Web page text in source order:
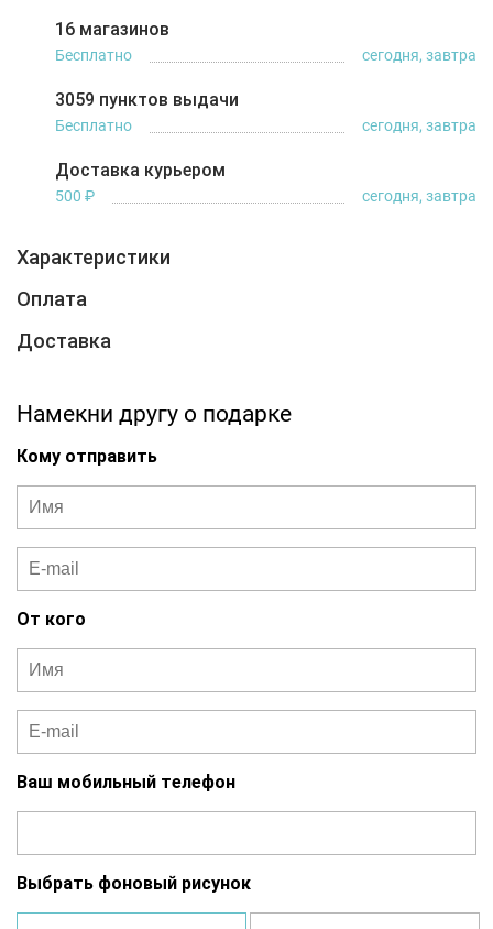
16 магазинов
Бесплатно сегодня, завтра
3059 пунктов выдачи
Бесплатно сегодня, завтра
Доставка курьером
500 ₽ сегодня, завтра
Характеристики
Оплата
Доставка
Намекни другу о подарке
Кому отправить
От кого
Ваш мобильный телефон
Выбрать фоновый рисунок